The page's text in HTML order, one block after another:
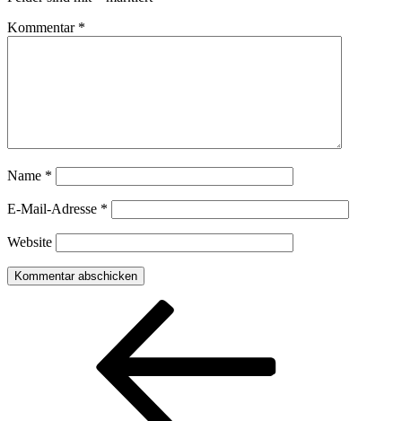
Kommentar *
Name *
E-Mail-Adresse *
Website
Beitragsnavigation